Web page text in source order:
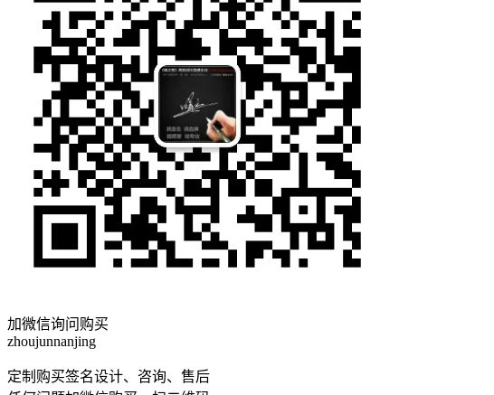
加微信询问购买
zhoujunnanjing
定制购买签名设计、咨询、售后